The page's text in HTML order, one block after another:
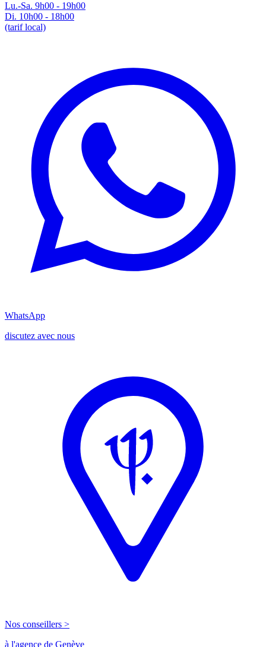
Lu.-Sa. 9h00 - 19h00
Di. 10h00 - 18h00
(tarif local)
WhatsApp
discutez avec nous
Nos conseillers >
à l'agence de Genève